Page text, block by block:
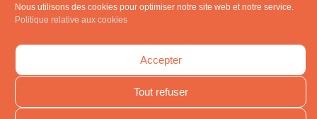
Nous utilisons des cookies pour optimiser notre site web et notre service.
Politique relative aux cookies
Accepter
Tout refuser
S'inscrire aux Newsletters
Tous droits réservés Activ'Action. Copyright 2014 - 2024